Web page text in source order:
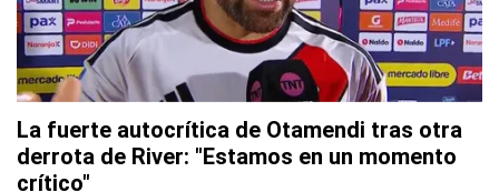
La fuerte autocrítica de Otamendi tras otra
derrota de River: "Estamos en un momento
crítico"